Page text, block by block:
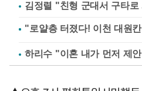
김정렬 "친형 군대서 구타
하리수 "이혼 내가 먼저 제